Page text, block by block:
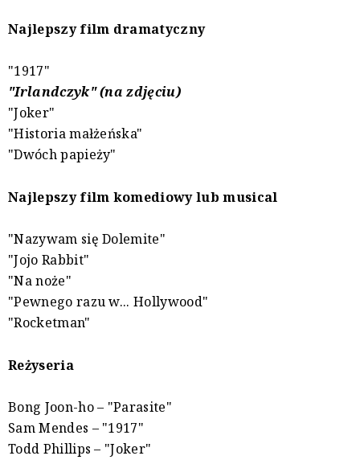
Najlepszy film dramatyczny
"1917"
"Irlandczyk" (na zdjęciu)
"Joker"
"Historia małżeńska"
"Dwóch papieży"
Najlepszy film komediowy lub musical
"Nazywam się Dolemite"
"Jojo Rabbit"
"Na noże"
"Pewnego razu w... Hollywood"
"Rocketman"
Reżyseria
Bong Joon-ho – "Parasite"
Sam Mendes – "1917"
Todd Phillips – "Joker"